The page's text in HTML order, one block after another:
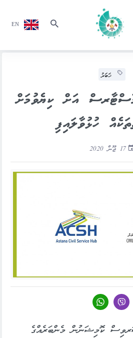
EN
ޚަބަރު
އަށް ކިޔެވުމަށް
ހުޅުވާލައިފި
17 ޖޫން 2020
ކޮމިޝަނުން މެންބަރެއްގެ